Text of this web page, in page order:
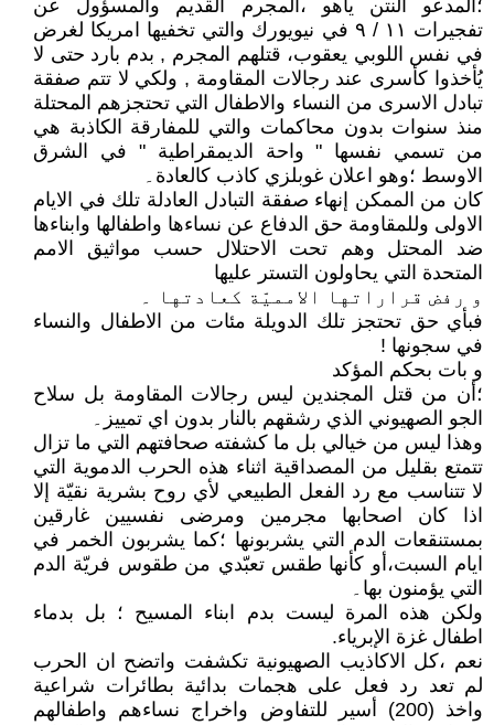
؛المدعو النتن ياهو ،المجرم القديم والمسؤول عن
تفجيرات ١١ / ٩ في نيويورك والتي تخفيها امريكا لغرض
في نفس اللوبي يعقوب، قتلهم المجرم , بدم بارد حتى لا
يُأخذوا كأسرى عند رجالات المقاومة , ولكي لا تتم صفقة
تبادل الاسرى من النساء والاطفال التي تحتجزهم المحتلة
منذ سنوات بدون محاكمات والتي للمفارقة الكاذبة هي
من تسمي نفسها " واحة الديمقراطية " في الشرق
الاوسط ؛وهو اعلان غوبلزي كاذب كالعادة۔
كان من الممكن إنهاء صفقة التبادل العادلة تلك في الايام
الاولى وللمقاومة حق الدفاع عن نساءها واطفالها وابناءها
ضد المحتل وهم تحت الاحتلال حسب مواثيق الامم
المتحدة التي يحاولون التستر عليها
و رفض قراراتها الامميّة كعادتها ۔
فبأي حق تحتجز تلك الدويلة مئات من الاطفال والنساء
في سجونها !
و بات بحكم المؤكد
؛أن من قتل المجندين ليس رجالات المقاومة بل سلاح
الجو الصهيوني الذي رشقهم بالنار بدون اي تمييز۔
وهذا ليس من خيالي بل ما كشفته صحافتهم التي ما تزال
تتمتع بقليل من المصداقية اثناء هذه الحرب الدموية التي
لا تتناسب مع رد الفعل الطبيعي لأي روح بشرية نقيّة إلا
اذا كان اصحابها مجرمين ومرضى نفسيين غارقين
بمستنقعات الدم التي يشربونها ؛كما يشربون الخمر في
ايام السبت،أو كأنها طقس تعبّدي من طقوس فريّة الدم
التي يؤمنون بها۔
ولكن هذه المرة ليست بدم ابناء المسيح ؛ بل بدماء
اطفال غزة الإبرياء.
نعم ،كل الاكاذيب الصهيونية تكشفت واتضح ان الحرب
لم تعد رد فعل على هجمات بدائية بطائرات شراعية
واخذ (200) أسير للتفاوض واخراج نساءهم واطفالهم